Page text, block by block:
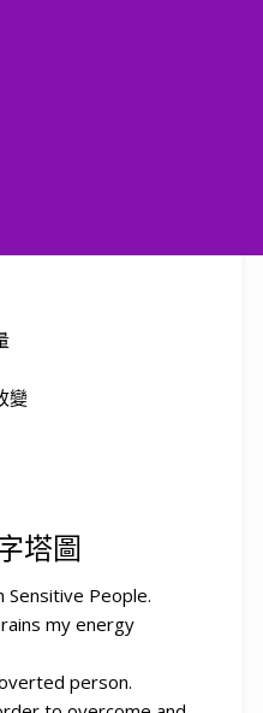
變
塔圖
Sensitive People.
my energy
person.